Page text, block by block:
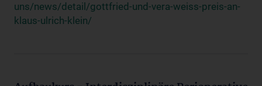
uns/news/detail/gottfried-und-vera-weiss-preis-an-
klaus-ulrich-klein/